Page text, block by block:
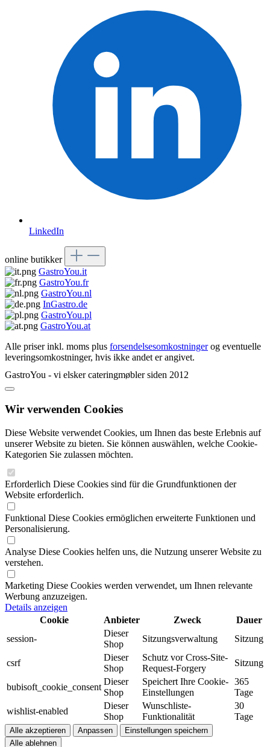
LinkedIn
online butikker
GastroYou.it
GastroYou.fr
GastroYou.nl
InGastro.de
GastroYou.pl
GastroYou.at
Alle priser inkl. moms plus forsendelsesomkostningerog eventuelle
leveringsomkostninger, hvis ikke andet er angivet.
GastroYou - vi elsker cateringmøbler siden 2012
Wir verwenden Cookies
Diese Website verwendet Cookies, um Ihnen das beste Erlebnis auf
unserer Website zu bieten. Sie können auswählen, welche Cookie-
Kategorien Sie zulassen möchten.
Erforderlich Diese Cookies sind für die Grundfunktionen der
Website erforderlich.
Funktional Diese Cookies ermöglichen erweiterte Funktionen und
Personalisierung.
Analyse Diese Cookies helfen uns, die Nutzung unserer Website zu
verstehen.
Marketing Diese Cookies werden verwendet, um Ihnen relevante
Werbung anzuzeigen.
Details anzeigen
Cookie
Anbieter Zweck
Dauer
session-
Dieser
Shop
Sitzungsverwaltung Sitzung
csrf
Dieser
Shop
Schutz vor Cross-Site-
Request-Forgery
Sitzung
bubisoft_cookie_consent
Dieser
Shop
Speichert Ihre Cookie-
Einstellungen
365
Tage
wishlist-enabled
Dieser
Shop
Wunschliste-
Funktionalität
30
Tage
Alle akzeptieren Anpassen
Einstellungen speichern
Alle ablehnen